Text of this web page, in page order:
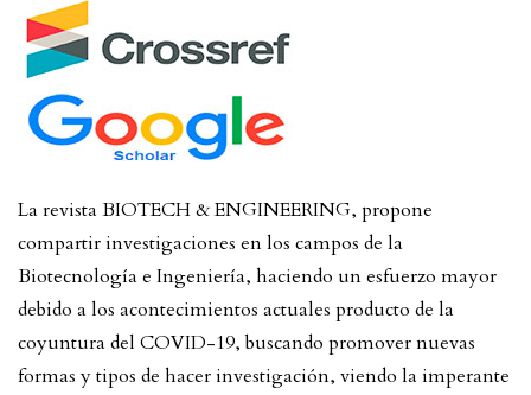
La revista BIOTECH & ENGINEERING, propone
compartir investigaciones en los campos de la
Biotecnología e Ingeniería, haciendo un esfuerzo mayor
debido a los acontecimientos actuales producto de la
coyuntura del COVID-19, buscando promover nuevas
formas y tipos de hacer investigación, viendo la imperante